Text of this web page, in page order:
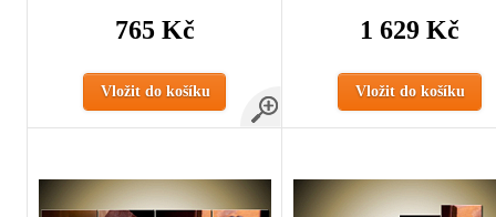
765 Kč
Vložit do košíku
1 629 Kč
Vložit do košíku